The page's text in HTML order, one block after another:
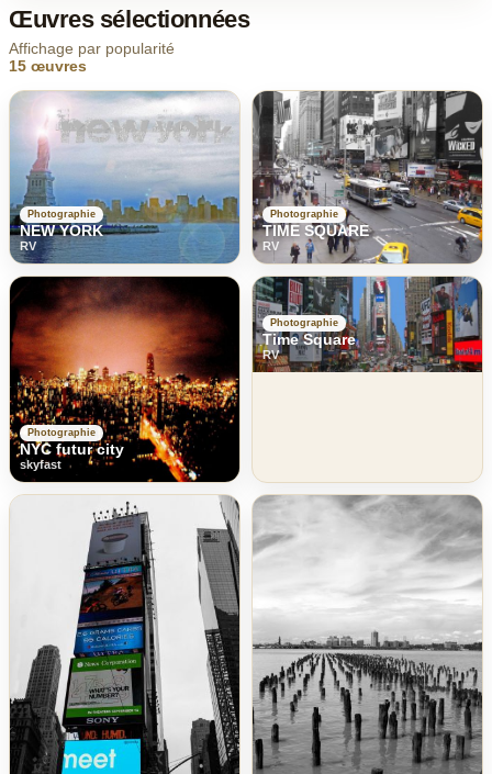
Œuvres sélectionnées
Affichage par popularité
15 œuvres
Photographie
NEW YORK
RV
Photographie
TIME SQUARE
RV
Photographie
NYC futur city
skyfast
Photographie
Time Square
RV